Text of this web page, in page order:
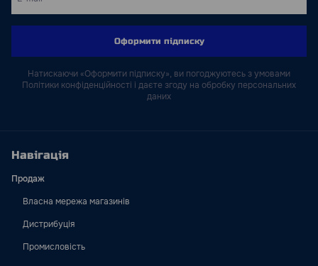
Оформити підписку
Натискаючи «Оформити підписку», ви погоджуютесь з умовами
Політики конфіденційності і даєте згоду на обробку персональних
даних
Навігація
Продаж
Власна мережа магазинів
Дистрибуція
Промисловість